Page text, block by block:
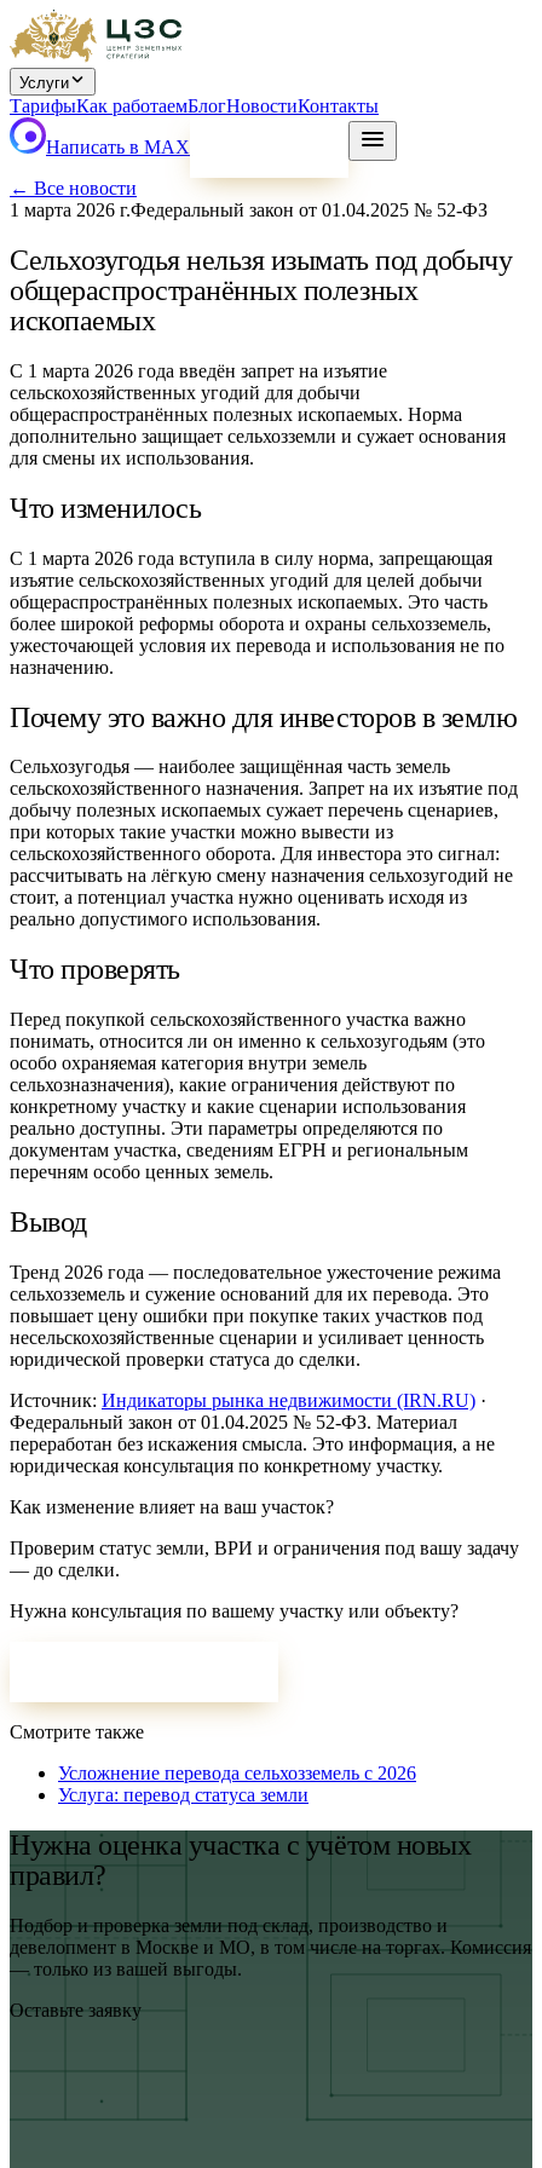
Услуги
ТарифыКак работаемБлогНовостиКонтакты
Написать в MAX
← Все новости
1 марта 2026 г.Федеральный закон от 01.04.2025 № 52-ФЗ
Сельхозугодья нельзя изымать под добычу
общераспространённых полезных
ископаемых
С 1 марта 2026 года введён запрет на изъятие
сельскохозяйственных угодий для добычи
общераспространённых полезных ископаемых. Норма
дополнительно защищает сельхозземли и сужает основания
для смены их использования.
Что изменилось
С 1 марта 2026 года вступила в силу норма, запрещающая
изъятие сельскохозяйственных угодий для целей добычи
общераспространённых полезных ископаемых. Это часть
более широкой реформы оборота и охраны сельхозземель,
ужесточающей условия их перевода и использования не по
назначению.
Почему это важно для инвесторов в землю
Сельхозугодья — наиболее защищённая часть земель
сельскохозяйственного назначения. Запрет на их изъятие под
добычу полезных ископаемых сужает перечень сценариев,
при которых такие участки можно вывести из
сельскохозяйственного оборота. Для инвестора это сигнал:
рассчитывать на лёгкую смену назначения сельхозугодий не
стоит, а потенциал участка нужно оценивать исходя из
реально допустимого использования.
Что проверять
Перед покупкой сельскохозяйственного участка важно
понимать, относится ли он именно к сельхозугодьям (это
особо охраняемая категория внутри земель
сельхозназначения), какие ограничения действуют по
конкретному участку и какие сценарии использования
реально доступны. Эти параметры определяются по
документам участка, сведениям ЕГРН и региональным
перечням особо ценных земель.
Вывод
Тренд 2026 года — последовательное ужесточение режима
сельхозземель и сужение оснований для их перевода. Это
повышает цену ошибки при покупке таких участков под
несельскохозяйственные сценарии и усиливает ценность
юридической проверки статуса до сделки.
Источник: Индикаторы рынка недвижимости (IRN.RU) ·
Федеральный закон от 01.04.2025 № 52-ФЗ. Материал
переработан без искажения смысла. Это информация, а не
юридическая консультация по конкретному участку.
Как изменение влияет на ваш участок?
Проверим статус земли, ВРИ и ограничения под вашу задачу
— до сделки.
Нужна консультация по вашему участку или объекту?
Смотрите также
Усложнение перевода сельхозземель с 2026
Услуга: перевод статуса земли
Нужна оценка участка с учётом новых
правил?
Подбор и проверка земли под склад, производство и
девелопмент в Москве и МО, в том числе на торгах. Комиссия
— только из вашей выгоды.
Оставьте заявку